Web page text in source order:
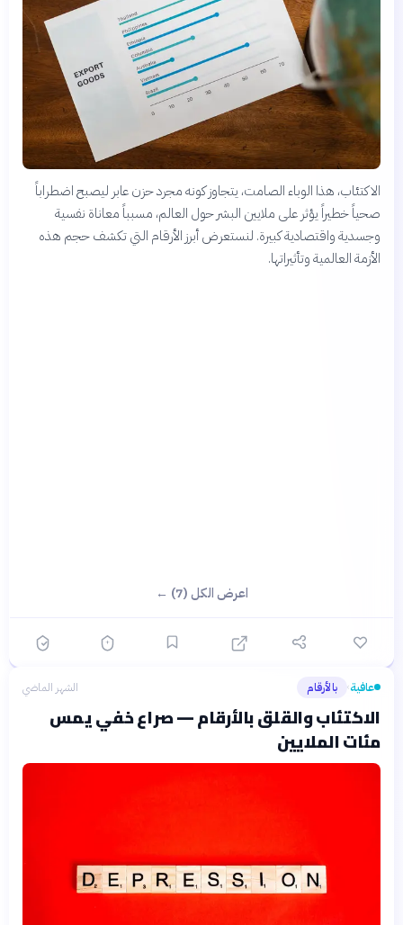
الاكتئاب، هذا الوباء الصامت، يتجاوز كونه مجرد حزن عابر ليصبح اضطراباً
صحياً خطيراً يؤثر على ملايين البشر حول العالم، مسبباً معاناة نفسية
وجسدية واقتصادية كبيرة. لنستعرض أبرز الأرقام التي تكشف حجم هذه
الأزمة العالمية وتأثيراتها.
اعرض الكل (7) ←
عافية› بالأرقام الشهر الماضي
الاكتئاب والقلق بالأرقام — صراع خفي يمس
مئات الملايين